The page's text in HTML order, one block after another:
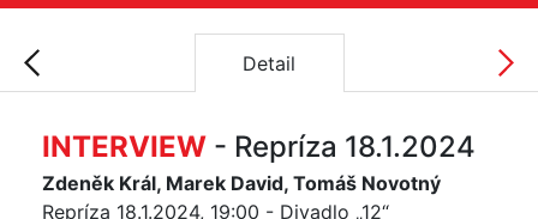
Detail
INTERVIEW - Repríza 18.1.2024
Zdeněk Král, Marek David, Tomáš Novotný
Repríza 18.1.2024, 19:00 - Divadlo „12“